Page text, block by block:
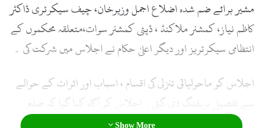
مشیر برائے ضم شدہ اضلاع اجمل وزیرخان، چیف سیکرٹری ڈاکٹر
کاظم نیاز، کمشنر ملاکنڈ ، ڈپٹی کمشنر سوات،متعلقہ محکموں کے
انتظامی سیکرٹریز اور دیگر اعلیٰ حکام نے اجلاس میں شرکت کی ۔
اجلاس کو ماحولیاتی تنزلی کی اقسام ، اسباب اور اثرات کے حوالے
سے تفصیلی بریفنگ دی گئی۔ اجلاس کو آگاہ کیا گیا کہ ضلع
سوات میں ماحولیاتی تنزلی کے بڑے اسباب اور اقسام میں فضائی